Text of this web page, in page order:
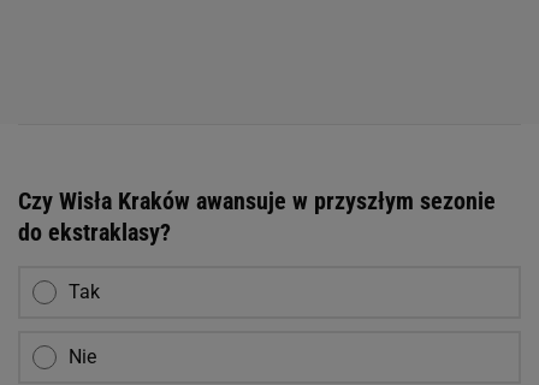
Czy Wisła Kraków awansuje w przyszłym sezonie
do ekstraklasy?
Tak
Nie